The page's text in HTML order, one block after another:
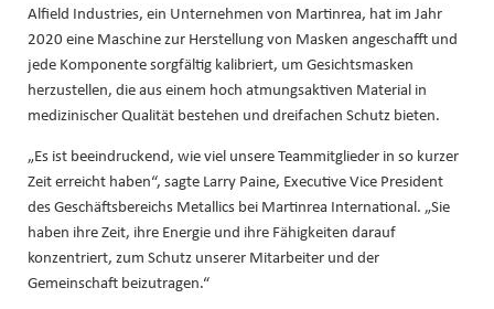
Alfield Industries, ein Unternehmen von Martinrea, hat im Jahr
2020 eine Maschine zur Herstellung von Masken angeschafft und
jede Komponente sorgfältig kalibriert, um Gesichtsmasken
herzustellen, die aus einem hoch atmungsaktiven Material in
medizinischer Qualität bestehen und dreifachen Schutz bieten.
„Es ist beeindruckend, wie viel unsere Teammitglieder in so kurzer
Zeit erreicht haben“, sagte Larry Paine, Executive Vice President
des Geschäftsbereichs Metallics bei Martinrea International. „Sie
haben ihre Zeit, ihre Energie und ihre Fähigkeiten darauf
konzentriert, zum Schutz unserer Mitarbeiter und der
Gemeinschaft beizutragen.“